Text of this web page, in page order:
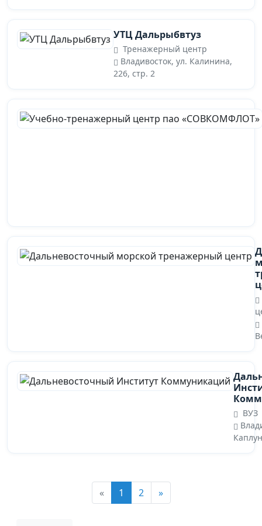
УТЦ Дальрыбвтуз
Тренажерный центр
Владивосток, ул. Калинина,
226, стр. 2
ВУЗ
« 1 2 »